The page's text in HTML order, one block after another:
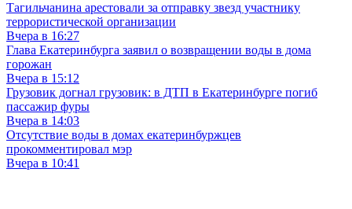
Тагильчанина арестовали за отправку звезд участнику
террористической организации
Вчера в 16:27
Глава Екатеринбурга заявил о возвращении воды в дома
горожан
Вчера в 15:12
Грузовик догнал грузовик: в ДТП в Екатеринбурге погиб
пассажир фуры
Вчера в 14:03
Отсутствие воды в домах екатеринбуржцев
прокомментировал мэр
Вчера в 10:41